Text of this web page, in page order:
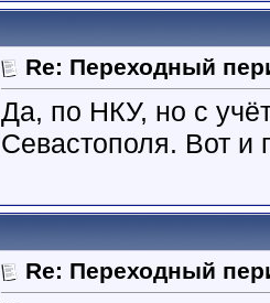
Re: Переходный
Да, по НКУ, но с
Севастополя. Вот и
Re: Переходный